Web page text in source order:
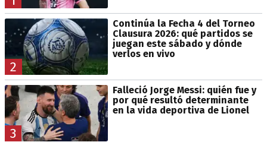
2
Continúa la Fecha 4 del Torneo
Clausura 2026: qué partidos se
juegan este sábado y dónde
verlos en vivo
3
Falleció Jorge Messi: quién fue y
por qué resultó determinante
en la vida deportiva de Lionel